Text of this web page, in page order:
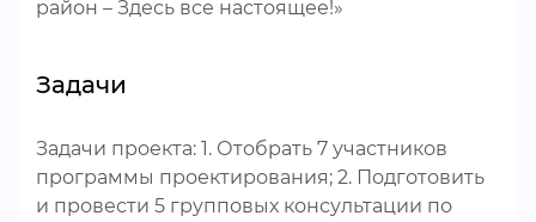
район – Здесь все настоящее!»
Задачи
Задачи проекта: 1. Отобрать 7 участников
программы проектирования; 2. Подготовить
и провести 5 групповых консультации по